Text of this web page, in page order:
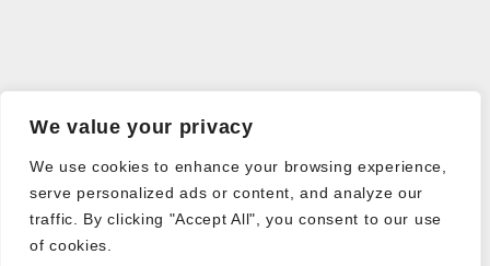
We value your privacy
We use cookies to enhance your browsing experience,
serve personalized ads or content, and analyze our
traffic. By clicking "Accept All", you consent to our use
of cookies.